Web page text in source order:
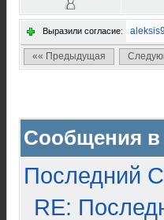
Выразили согласие:
«« Предыдущая
Сообщения в
Последний
RE: